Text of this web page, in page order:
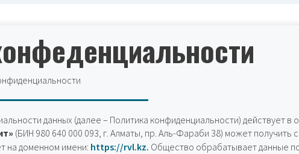
данных (далее – Политика конфиденциальности) действует
(БИН 980 640 000 093, г. Алматы, пр. Аль-Фараби 38) может получить
на доменном имени: https://rvl.kz. Общество обрабатывает данные